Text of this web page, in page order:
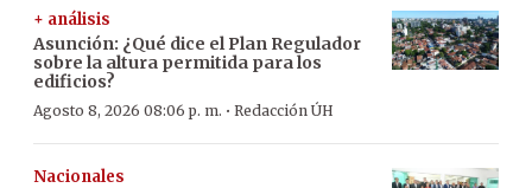
+ análisis
Asunción: ¿Qué dice el Plan Regulador
sobre la altura permitida para los
edificios?
Agosto 8, 2026 08:06 p. m. · Redacción ÚH
Nacionales